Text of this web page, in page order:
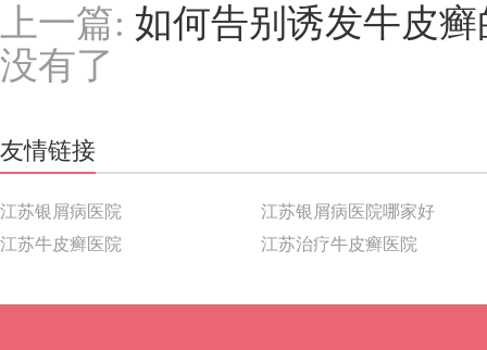
上一篇: 如何告别诱发牛皮
没有了
友情链接
江苏银屑病医院
江苏银屑病医院哪家好
江苏牛皮癣医院
江苏治疗牛皮癣医院